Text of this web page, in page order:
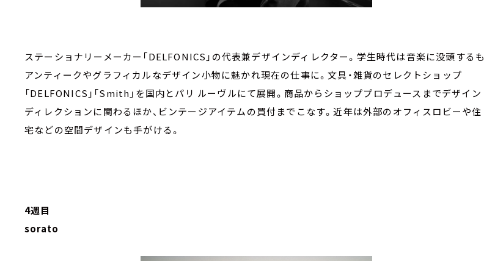
ステーショナリーメーカー「DELFONICS」の代表兼デザインディレクター。学生時代は音楽に没頭するも
アンティークやグラフィカルなデザイン小物に魅かれ現在の仕事に。文具・雑貨のセレクトショップ
「DELFONICS」「Smith」を国内とパリ ルーヴルにて展開。商品からショッププロデュースまでデザイン
ディレクションに関わるほか、ビンテージアイテムの買付までこなす。近年は外部のオフィスロビーや住
宅などの空間デザインも手がける。
4週目
sorato